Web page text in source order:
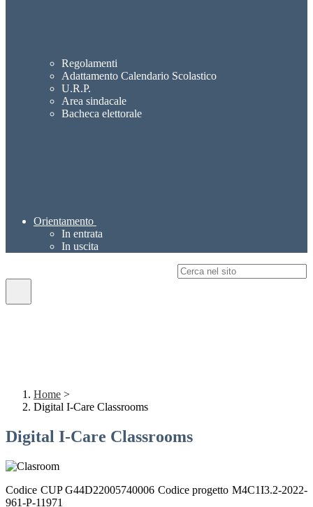
Regolamenti
Adattamento Calendario Scolastico
U.R.P.
Area sindacale
Bacheca elettorale
Orientamento
In entrata
In uscita
Home >
Digital I-Care Classrooms
Digital I-Care Classrooms
Codice CUP G44D22005740006 Codice progetto M4C1I3.2-2022-
961-P-11971